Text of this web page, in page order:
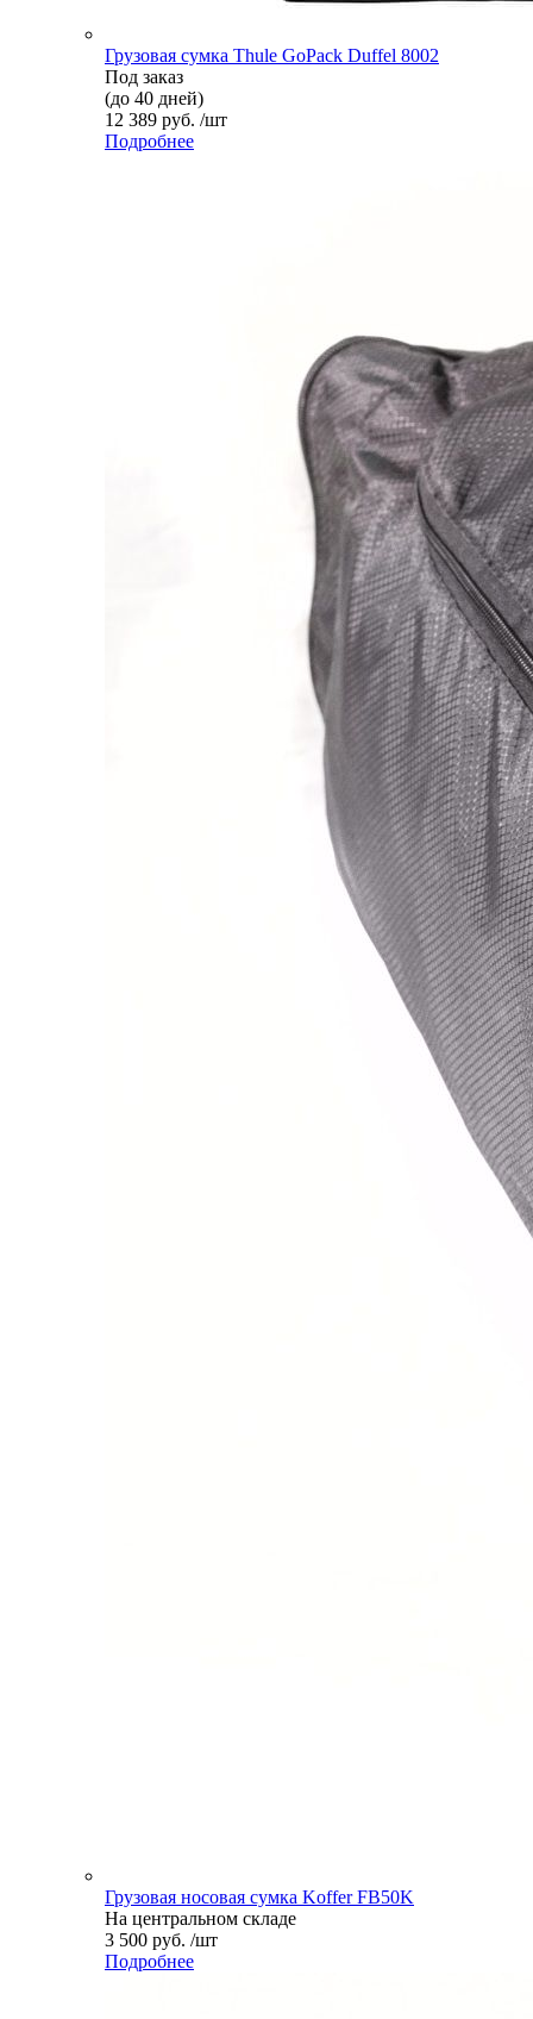
Грузовая сумка Thule GoPack Duffel 8002
Под заказ
(до 40 дней)
12 389 руб. /шт
Подробнее
Грузовая носовая сумка Koffer FB50K
На центральном складе
3 500 руб. /шт
Подробнее